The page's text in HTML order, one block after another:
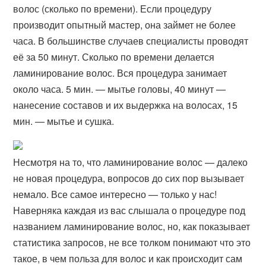
волос (сколько по времени). Если процедуру
производит опытный мастер, она займет не более
часа. В большинстве случаев специалисты проводят
её за 50 минут. Сколько по времени делается
ламинирование волос. Вся процедура занимает
около часа. 5 мин. — мытье головы, 40 минут —
нанесение составов и их выдержка на волосах, 15
мин. — мытье и сушка.
Несмотря на то, что ламинирование волос — далеко
не новая процедура, вопросов до сих пор вызывает
немало. Все самое интересно — только у нас!
Наверняка каждая из вас слышала о процедуре под
названием ламинирование волос, но, как показывает
статистика запросов, не все толком понимают что это
такое, в чем польза для волос и как происходит сам